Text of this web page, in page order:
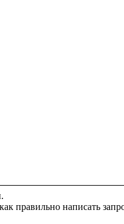
правильно написать